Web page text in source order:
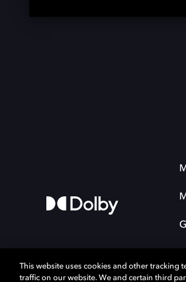
This website uses cookies and other tracking
traffic on our website. We and certain third